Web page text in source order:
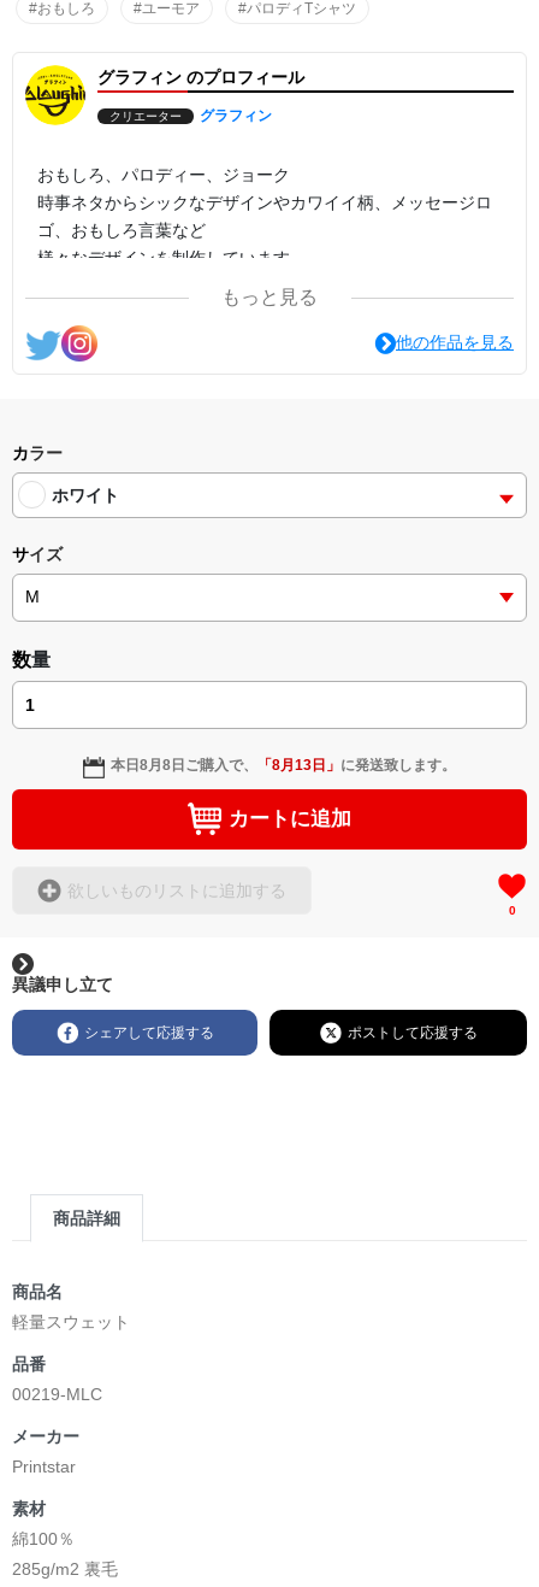
#おもしろ #ユーモア #パロディTシャツ
グラフィン のプロフィール
クリエーター グラフィン
おもしろ、パロディー、ジョーク
時事ネタからシックなデザインやカワイイ柄、メッセージロ
ゴ、おもしろ言葉など
様々なデザインを制作しています。
もっと見る
他の作品を見る
カラー
ホワイト
サイズ
数量
本日8月8日 ご購入で、 「8月13日 」 に発送致します。
カートに追加
欲しいものリストに追加する
0
異議申し立て
シェアして応援する ポストして応援する
商品詳細
商品名
軽量スウェット
品番
00219-MLC
メーカー
Printstar
素材
綿100％
285g/m2 裏毛